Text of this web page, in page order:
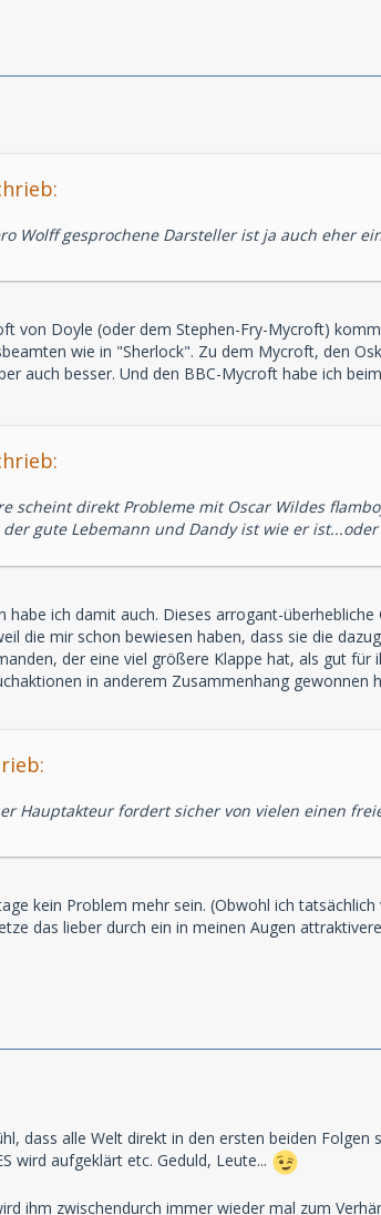
Wolff gesprochene Darsteller ist ja auch eher
von Doyle (oder dem Stephen-Fry-Mycroft)
wie in "Sherlock". Zu dem Mycroft, den
auch besser. Und den BBC-Mycroft habe ich
scheint direkt Probleme mit Oscar Wildes
gute Lebemann und Dandy ist wie er
habe ich damit auch. Dieses arrogant-
die mir schon bewiesen haben, dass sie die
der eine viel größere Klappe hat, als gut
in anderem Zusammenhang gewonnen
Hauptakteur fordert sicher von vielen einen
kein Problem mehr sein. (Obwohl ich
das lieber durch ein in meinen Augen
dass alle Welt direkt in den ersten beiden
wird aufgeklärt etc. Geduld, Leute...
ihm zwischendurch immer wieder mal zum